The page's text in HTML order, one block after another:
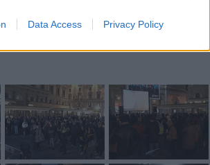
Data Access Privacy Policy
nella tua casella di posta.